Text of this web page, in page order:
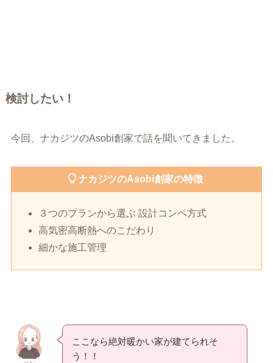
検討したい！
今回、ナカジツのAsobi創家で話を聞いてきました。
ナカジツのAsobi創家の特徴
３つのプランから選ぶ 設計コンペ方式
高気密高断熱へのこだわり
細かな施工管理
ここなら絶対暖かい家が建てられそ
う！！